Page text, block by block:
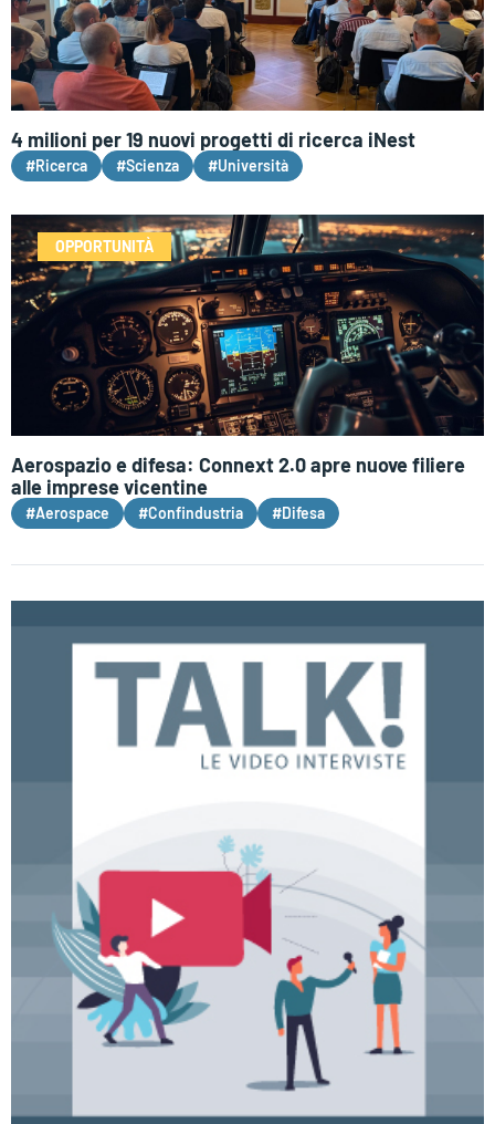
4 milioni per 19 nuovi progetti di ricerca iNest
#Ricerca #Scienza #Università
OPPORTUNITÀ
Aerospazio e difesa: Connext 2.0 apre nuove filiere
alle imprese vicentine
#Aerospace #Confindustria #Difesa